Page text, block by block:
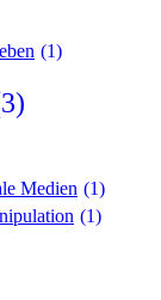
(1)
Medien (1)
(1)